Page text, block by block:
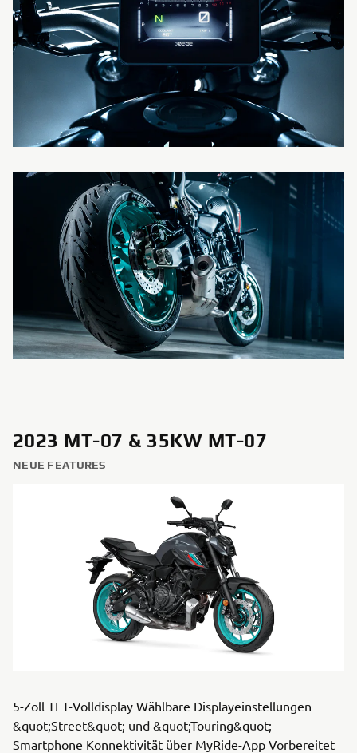
2023 MT-07 & 35KW MT-07
NEUE FEATURES
5-Zoll TFT-Volldisplay Wählbare Displayeinstellungen
&quot;Street&quot; und &quot;Touring&quot;
Smartphone Konnektivität über MyRide-App Vorbereitet